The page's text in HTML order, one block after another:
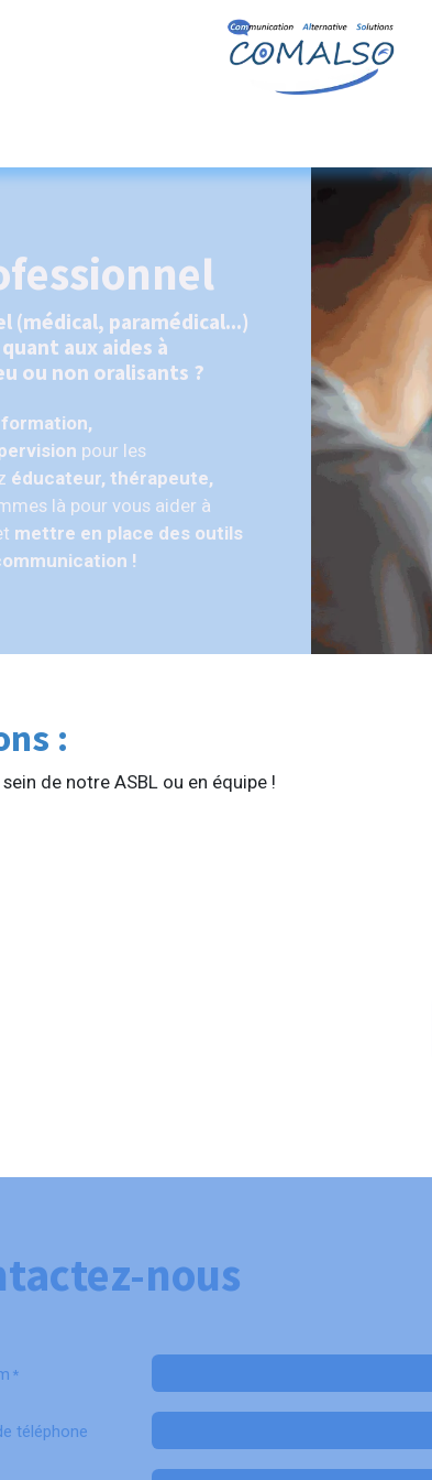
(médical, paramédical...)
aux aides à
ou non oralisants ?
pour les
éducateur, thérapeute,
là pour vous aider à
mettre en place des outils
!
:
sein de notre ASBL ou en équipe !
nous
*
téléphone